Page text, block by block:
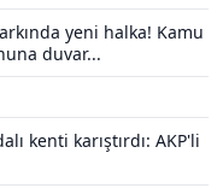
yeni halka! Kamu
duvar...
kenti karıştırdı: AKP'li